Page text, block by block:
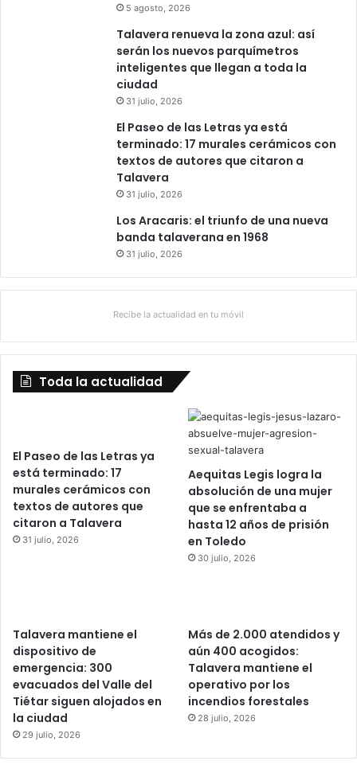
5 agosto, 2026
Talavera renueva la zona azul: así
serán los nuevos parquímetros
inteligentes que llegan a toda la
ciudad
31 julio, 2026
El Paseo de las Letras ya está
terminado: 17 murales cerámicos con
textos de autores que citaron a
Talavera
31 julio, 2026
Los Aracaris: el triunfo de una nueva
banda talaverana en 1968
31 julio, 2026
Recibe la actualidad en tu móvil
Toda la actualidad
El Paseo de las Letras ya
está terminado: 17
murales cerámicos con
textos de autores que
citaron a Talavera
31 julio, 2026
Aequitas Legis logra la
absolución de una mujer
que se enfrentaba a
hasta 12 años de prisión
en Toledo
30 julio, 2026
Talavera mantiene el
dispositivo de
emergencia: 300
evacuados del Valle del
Tiétar siguen alojados en
la ciudad
29 julio, 2026
Más de 2.000 atendidos y
aún 400 acogidos:
Talavera mantiene el
operativo por los
incendios forestales
28 julio, 2026